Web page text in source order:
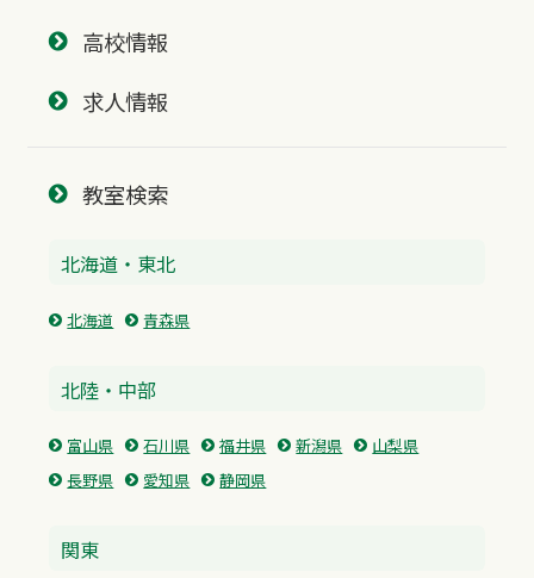
高校情報
求人情報
教室検索
北海道・東北
北海道 青森県
北陸・中部
富山県 石川県 福井県 新潟県
山梨県
長野県
愛知県 静岡県
関東